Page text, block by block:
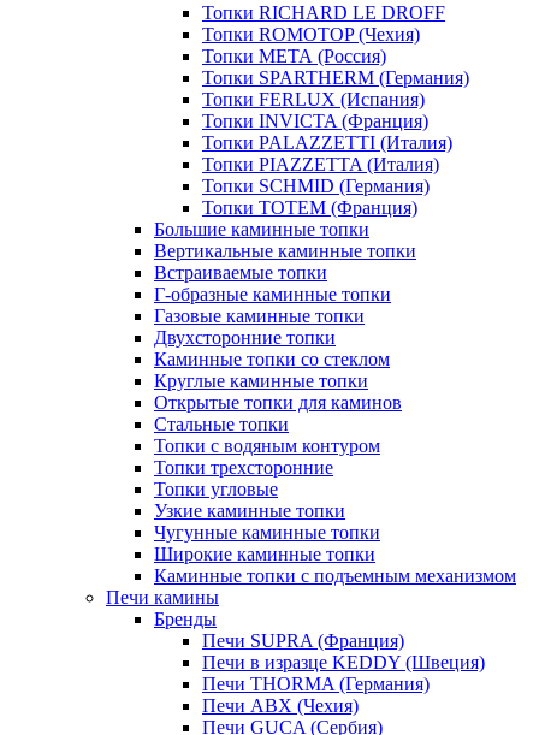
Топки RICHARD LE DROFF
Топки ROMOTOP (Чехия)
Топки МЕТА (Россия)
Топки SPARTHERM (Германия)
Топки FERLUX (Испания)
Топки INVICTA (Франция)
Топки PALAZZETTI (Италия)
Топки PIAZZETTA (Италия)
Топки SCHMID (Германия)
Топки TOTEM (Франция)
Большие каминные топки
Вертикальные каминные топки
Встраиваемые топки
Г-образные каминные топки
Газовые каминные топки
Двухсторонние топки
Каминные топки со стеклом
Круглые каминные топки
Открытые топки для каминов
Стальные топки
Топки с водяным контуром
Топки трехсторонние
Топки угловые
Узкие каминные топки
Чугунные каминные топки
Широкие каминные топки
Каминные топки с подъемным механизмом
Печи камины
Бренды
Печи SUPRA (Франция)
Печи в изразце KEDDY (Швеция)
Печи THORMA (Германия)
Печи ABX (Чехия)
Печи GUCA (Сербия)